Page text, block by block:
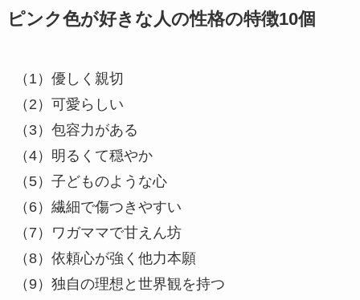
ピンク色が好きな人の性格の特徴10個
（1）優しく親切
（2）可愛らしい
（3）包容力がある
（4）明るくて穏やか
（5）子どものような心
（6）繊細で傷つきやすい
（7）ワガママで甘えん坊
（8）依頼心が強く他力本願
（9）独自の理想と世界観を持つ